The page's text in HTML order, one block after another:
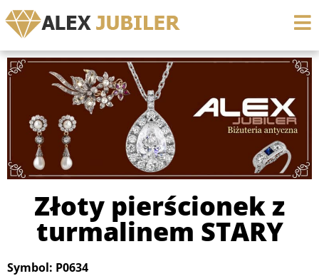
Złoty pierścionek z
turmalinem STARY
Symbol: P0634